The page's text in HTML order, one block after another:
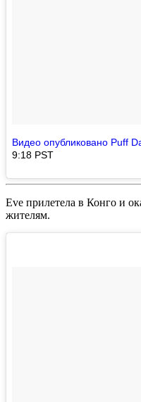
Видео опубликовано Puff
9:18 PST
Eve прилетела в Конго и
жителям.